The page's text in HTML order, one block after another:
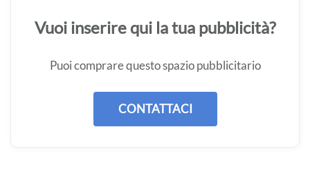
Vuoi inserire qui la tua pubblicità?
Puoi comprare questo spazio pubblicitario
CONTATTACI